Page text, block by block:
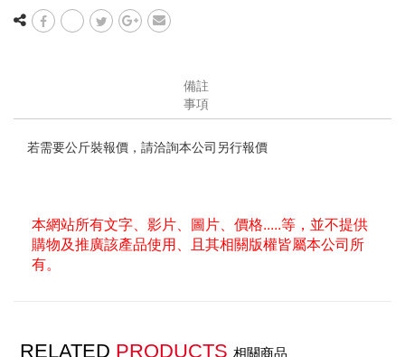
備註
事項
若需要公斤裝報價，請洽詢本公司另行報價
本網站所有文字、影片、圖片、價格.....等，並不提供
購物及推廣該產品使用、且其相關版權皆屬本公司所
有。
RELATED PRODUCTS 相關商品